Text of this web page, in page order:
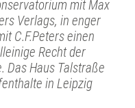
mit Max
Verlags, in enger
C.F.Peters einen
Recht der
Das Haus Talstraße
in Leipzig